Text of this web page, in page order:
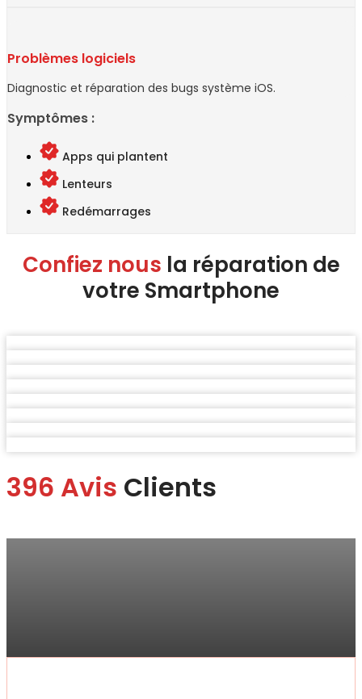
Problèmes logiciels
Diagnostic et réparation des bugs système iOS.
Symptômes :
Apps qui plantent
Lenteurs
Redémarrages
Confiez nous la réparation de
votre Smartphone
396 Avis Clients